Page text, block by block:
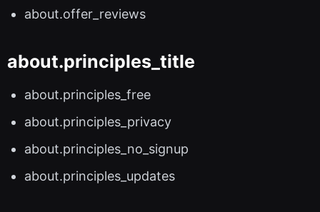
about.offer_reviews
about.principles_title
about.principles_free
about.principles_privacy
about.principles_no_signup
about.principles_updates